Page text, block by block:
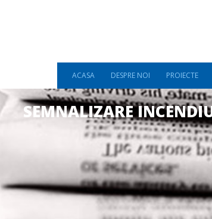
ACASA DESPRE NOI PROIECTE
SEMNALIZARE